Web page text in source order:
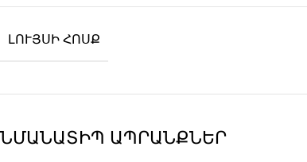
ԼՈՒՅՍԻ ՀՈՍՔ
ՆՄԱՆԱՏԻՊ ԱՊՐԱՆՔՆԵՐ